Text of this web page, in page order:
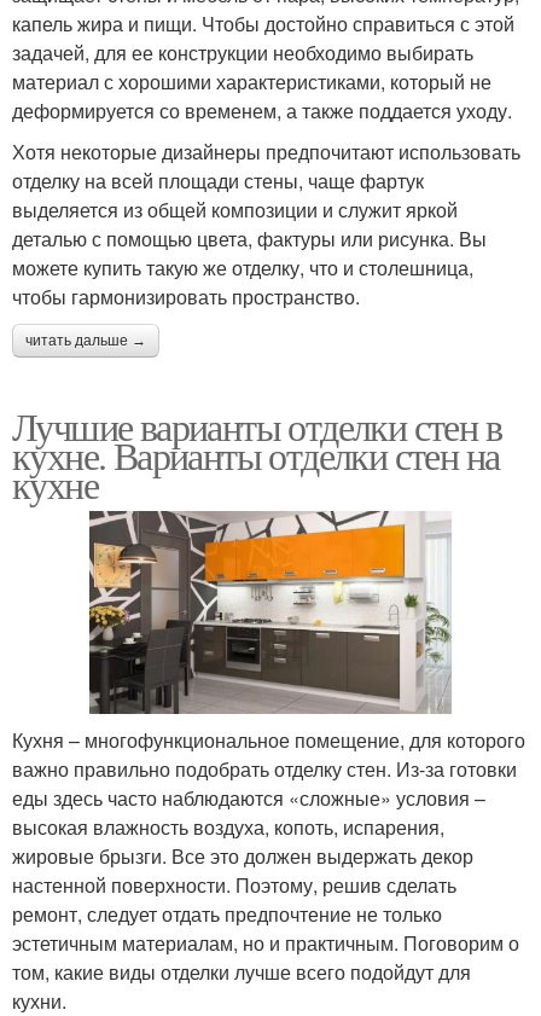
капель жира и пищи. Чтобы достойно справиться с этой
задачей, для ее конструкции необходимо выбирать
материал с хорошими характеристиками, который не
деформируется со временем, а также поддается уходу.
Хотя некоторые дизайнеры предпочитают использовать
отделку на всей площади стены, чаще фартук
выделяется из общей композиции и служит яркой
деталью с помощью цвета, фактуры или рисунка. Вы
можете купить такую ​​же отделку, что и столешница,
чтобы гармонизировать пространство.
читать дальше →
Лучшие варианты отделки стен в
кухне. Варианты отделки стен на
кухне
Кухня – многофункциональное помещение, для которого
важно правильно подобрать отделку стен. Из-за готовки
еды здесь часто наблюдаются «сложные» условия –
высокая влажность воздуха, копоть, испарения,
жировые брызги. Все это должен выдержать декор
настенной поверхности. Поэтому, решив сделать
ремонт, следует отдать предпочтение не только
эстетичным материалам, но и практичным. Поговорим о
том, какие виды отделки лучше всего подойдут для
кухни.